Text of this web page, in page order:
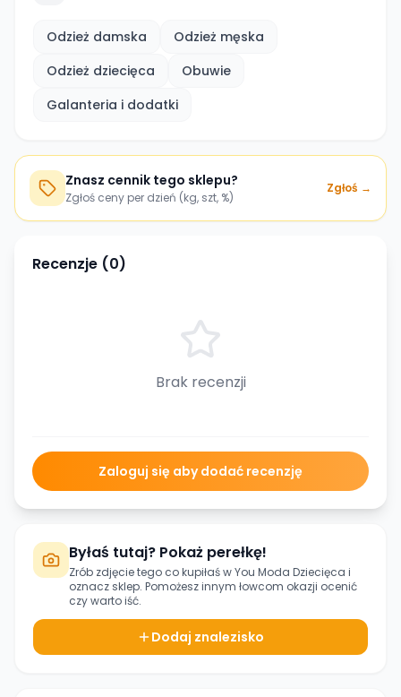
Odzież damska
Odzież męska
Odzież dziecięca
Obuwie
Galanteria i dodatki
Znasz cennik tego sklepu?
Zgłoś ceny per dzień (kg, szt, %)
Zgłoś →
Recenzje (0)
Brak recenzji
Zaloguj się aby dodać recenzję
Byłaś tutaj? Pokaż perełkę!
Zrób zdjęcie tego co kupiłaś wYou Moda Dziecięca i
oznacz sklep. Pomożesz innym łowcom okazji ocenić
czy warto iść.
Dodaj znalezisko